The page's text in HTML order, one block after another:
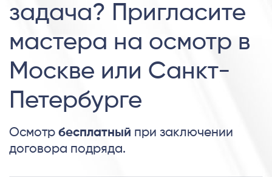
задача? Пригласите
мастера на осмотр в
Москве или Санкт-
Петербурге
Осмотр бесплатный при заключении
договора подряда.